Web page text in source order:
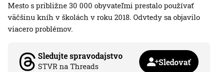
Mesto s približne 30 000 obyvateľmi prestalo používať
väčšinu kníh v školách v roku 2018. Odvtedy sa objavilo
viacero problémov.
Sledujte spravodajstvo
STVR na Threads Sledovať